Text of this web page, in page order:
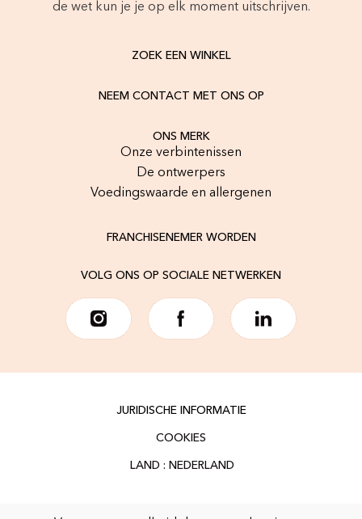
de wet kun je je op elk moment uitschrijven.
ZOEK EEN WINKEL
NEEM CONTACT MET ONS OP
ONS MERK
Onze verbintenissen
De ontwerpers
Voedingswaarde en allergenen
FRANCHISENEMER WORDEN
VOLG ONS OP SOCIALE NETWERKEN
JURIDISCHE INFORMATIE
COOKIES